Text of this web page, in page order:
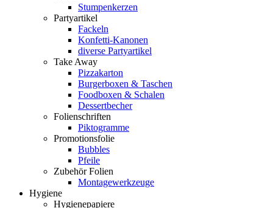
Stumpenkerzen
Partyartikel
Fackeln
Konfetti-Kanonen
diverse Partyartikel
Take Away
Pizzakarton
Burgerboxen & Taschen
Foodboxen & Schalen
Dessertbecher
Folienschriften
Piktogramme
Promotionsfolie
Bubbles
Pfeile
Zubehör Folien
Montagewerkzeuge
Hygiene
Hygienepapiere